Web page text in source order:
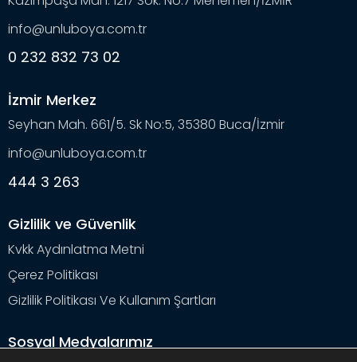
info@unluboya.com.tr
0 232 832 73 02
İzmir Merkez
Seyhan Mah. 661/5. Sk No:5, 35380 Buca/İzmir
info@unluboya.com.tr
444 3 263
Gizlilik ve Güvenlik
Kvkk Aydınlatma Metni
Çerez Politikası
Gizlilik Politikası Ve Kullanım Şartları
Sosyal Medyalarımız